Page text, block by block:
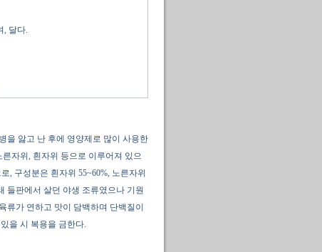
, 달다.
을 앓고 난 후에 영양제로 많이 사용한
자위, 흰자위 등으로 이루어져 있으
, 구성분은 흰자위 55~60%, 노른자위
들판에서 살던 야생 조류였으나 기원
류가 연하고 맛이 담백하며 단백질이
을 시 복용을 금한다.